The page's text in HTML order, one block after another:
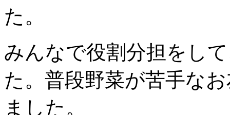
た。
みんなで役割分担をし
た。普段野菜が苦手な
ました。